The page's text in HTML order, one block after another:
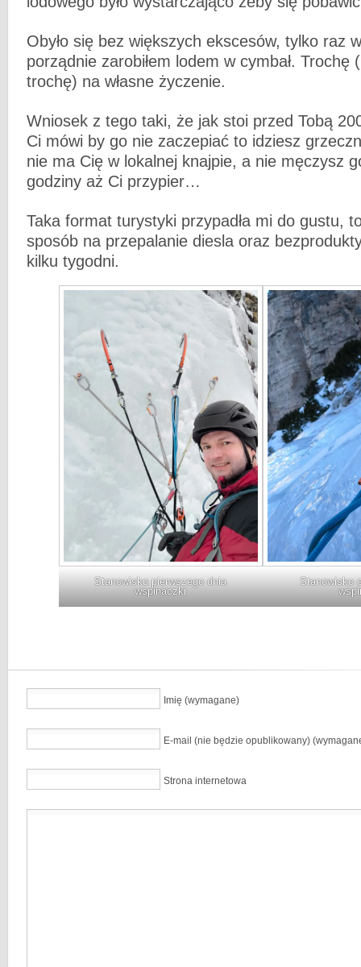
Obyło się bez większych ekscesów, tylko raz
porządnie zarobiłem lodem w cymbał. Trochę
trochę) na własne życzenie.
Wniosek z tego taki, że jak stoi przed Tobą
Ci mówi by go nie zaczepiać to idziesz
nie ma Cię w lokalnej knajpie, a nie męczysz
godziny aż Ci przypier…
Taka format turystyki przypadła mi do gustu,
sposób na przepalanie diesla oraz
kilku tygodni.
Stanowisko pierwszego dnia
wspinaczki
Stanowisko
Imię (wymagane)
E-mail (nie będzie opublikowany)
Strona internetowa